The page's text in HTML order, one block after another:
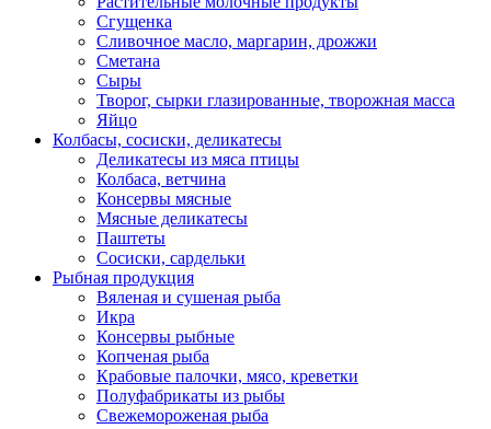
Сгущенка
Сливочное масло, маргарин, дрожжи
Сметана
Сыры
Творог, сырки глазированные, творожная масса
Яйцо
Колбасы, сосиски, деликатесы
Деликатесы из мяса птицы
Колбаса, ветчина
Консервы мясные
Мясные деликатесы
Паштеты
Сосиски, сардельки
Рыбная продукция
Вяленая и сушеная рыба
Икра
Консервы рыбные
Копченая рыба
Крабовые палочки, мясо, креветки
Полуфабрикаты из рыбы
Свежемороженая рыба